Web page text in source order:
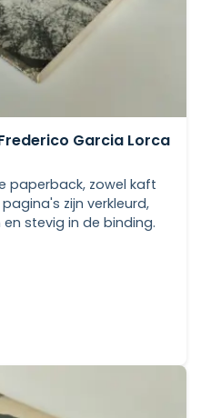
Garcia Lorca
paperback, zowel kaft
zijn verkleurd,
stevig in de binding.